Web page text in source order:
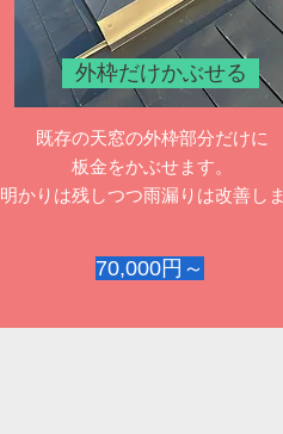
外枠だけかぶせる
既存の天窓の外枠部分だけに
板金をかぶせます。
明かりは残しつつ雨漏りは改善し
70,000円～